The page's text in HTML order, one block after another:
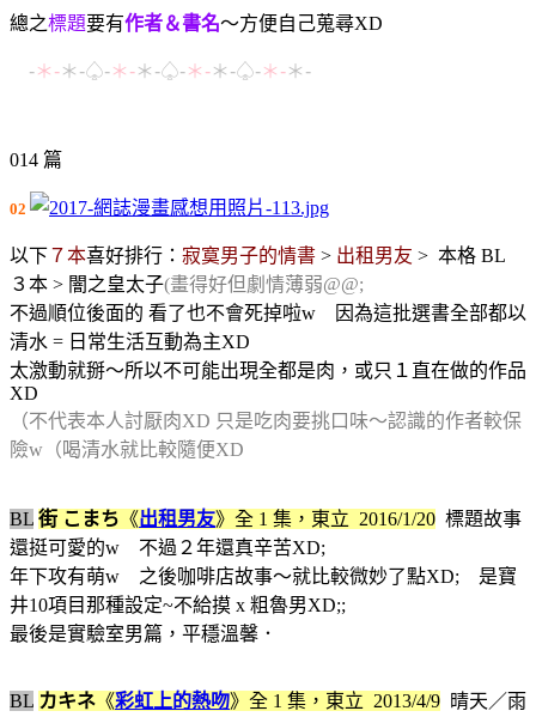
總之標題要有作者＆書名～方便自己蒐尋XD
-＊-＊-♤-＊-＊-♤-＊-＊-♤-＊-＊-
014 篇
02
以下７本喜好排行： 寂寞男子的情書 > 出租男友 > 本格 BL
３本 > 闇之皇太子(畫得好但劇情薄弱@@;
不過順位後面的 看了也不會死掉啦w 因為這批選書全部都以
清水 = 日常生活互動為主XD
太激動就掰～所以不可能出現全都是肉，或只１直在做的作品
XD
（不代表本人討厭肉XD 只是吃肉要挑口味～認識的作者較保
險w（喝清水就比較隨便XD
BL 街 こまち 《出租男友》 全 1 集， 東立 2016/1/20 標題故事
還挺可愛的w 不過２年還真辛苦XD;
年下攻有萌w 之後咖啡店故事～就比較微妙了點XD; 是寶
井10項目那種設定~不給摸 x 粗魯男XD;;
最後是實驗室男篇，平穩溫馨．
BL カキネ 《彩虹上的熱吻》 全 1 集， 東立 2013/4/9 晴天／雨